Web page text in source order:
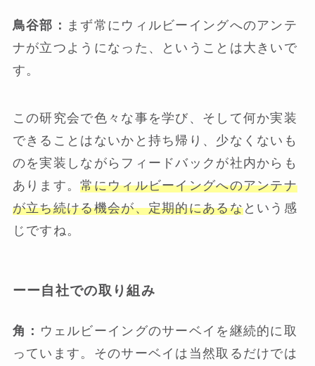
鳥谷部： まず常にウィルビーイングへのアンテ
ナが立つようになった、ということは大きいで
す。
この研究会で色々な事を学び、そして何か実装
できることはないかと持ち帰り、少なくないも
のを実装しながらフィードバックが社内からも
あります。常にウィルビーイングへのアンテナ
が立ち続ける機会が、定期的にあるなという感
じですね。
ーー自社での取り組み
角： ウェルビーイングのサーベイを継続的に取
っています。そのサーベイは当然取るだけでは